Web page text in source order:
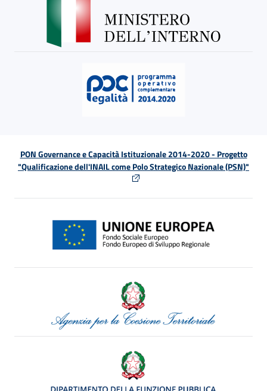
PON Governance e Capacità Istituzionale 2014-2020 - Progetto
"Qualificazione dell'INAIL come Polo Strategico Nazionale (PSN)"